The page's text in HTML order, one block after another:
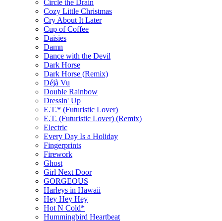
Circle the Drain
Cozy Little Christmas
Cry About It Later
Cup of Coffee
Daisies
Damn
Dance with the Devil
Dark Horse
Dark Horse (Remix)
Déjà Vu
Double Rainbow
Dressin' Up
E.T.* (Futuristic Lover)
E.T. (Futuristic Lover) (Remix)
Electric
Every Day Is a Holiday
Fingerprints
Firework
Ghost
Girl Next Door
GORGEOUS
Harleys in Hawaii
Hey Hey Hey
Hot N Cold*
Hummingbird Heartbeat